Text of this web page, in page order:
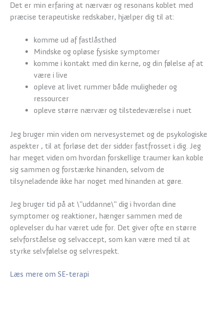
Det er min erfaring at nærvær og resonans koblet med
præcise terapeutiske redskaber, hjælper dig til at:
komme ud af fastlåsthed
Mindske og opløse fysiske symptomer
komme i kontakt med din kerne, og din følelse af at
være i live
opleve at livet rummer både muligheder og
ressourcer
opleve større nærvær og tilstedeværelse i nuet
Jeg bruger min viden om nervesystemet og de psykologiske
aspekter , til at forløse det der sidder fastfrosset i dig. Jeg
har meget viden om hvordan forskellige traumer kan koble
sig sammen og forstærke hinanden, selvom de
tilsyneladende ikke har noget med hinanden at gøre.
Jeg bruger tid på at \"uddanne\" dig i hvordan dine
symptomer og reaktioner, hænger sammen med de
oplevelser du har været ude for. Det giver ofte en større
selvforståelse og selvaccept, som kan være med til at
styrke selvfølelse og selvrespekt.
Læs mere om SE-terapi